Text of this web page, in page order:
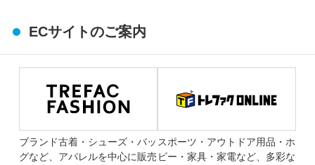
ECサイトのご案内
ブランド古着・シューズ・バッ
グなど、アパレルを中心に販売
スポーツ・アウトドア用品・ホ
ビー・家具・家電など、多彩な